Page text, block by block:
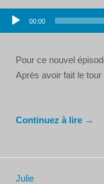
Lecteur
00:00
Pour ce nouvel
Après avoir fait le
Continuez à lire →
Julie